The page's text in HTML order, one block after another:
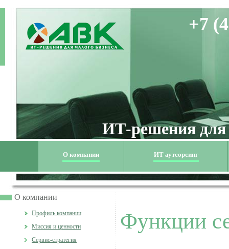
+7
ИТ-решения для
О компании ИТ аутсорсинг
О компании
Профиль компании
Миссия и ценности
Cервис-стратегия
Функции